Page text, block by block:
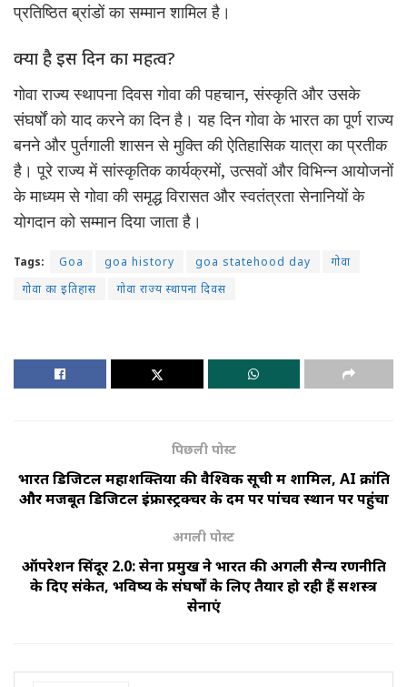
प्रतिष्ठित ब्रांडों का सम्मान शामिल है।
क्या है इस दिन का महत्व?
गोवा राज्य स्थापना दिवस गोवा की पहचान, संस्कृति और उसके
संघर्षों को याद करने का दिन है। यह दिन गोवा के भारत का पूर्ण राज्य
बनने और पुर्तगाली शासन से मुक्ति की ऐतिहासिक यात्रा का प्रतीक
है। पूरे राज्य में सांस्कृतिक कार्यक्रमों, उत्सवों और विभिन्न आयोजनों
के माध्यम से गोवा की समृद्ध विरासत और स्वतंत्रता सेनानियों के
योगदान को सम्मान दिया जाता है।
Tags: Goa goa history goa statehood day
गोवा
गोवा का इतिहास
गोवा राज्य स्थापना दिवस
पिछली पोस्ट
भारत डिजिटल महाशक्तियों की वैश्विक सूची में शामिल, AI क्रांति
और मजबूत डिजिटल इंफ्रास्ट्रक्चर के दम पर पांचवें स्थान पर पहुंचा
अगली पोस्ट
ऑपरेशन सिंदूर 2.0: सेना प्रमुख ने भारत की अगली सैन्य रणनीति
के दिए संकेत, भविष्य के संघर्षों के लिए तैयार हो रही हैं सशस्त्र
सेनाएं